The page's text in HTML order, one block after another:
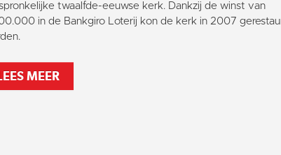
twaalfde-eeuwse kerk. Dankzij de winst van
in de Bankgiro Loterij kon de kerk in 2007
MEER